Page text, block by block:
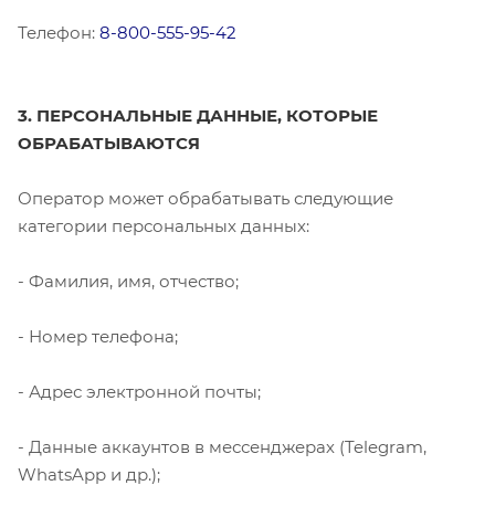
Телефон: 8-800-555-95-42
3. ПЕРСОНАЛЬНЫЕ ДАННЫЕ, КОТОРЫЕ
ОБРАБАТЫВАЮТСЯ
Оператор может обрабатывать следующие
категории персональных данных:
- Фамилия, имя, отчество;
- Номер телефона;
- Адрес электронной почты;
- Данные аккаунтов в мессенджерах (Telegram,
WhatsApp и др.);